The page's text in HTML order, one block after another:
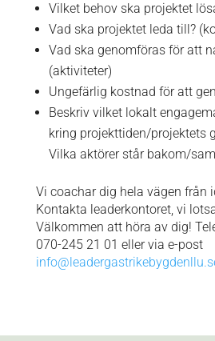
Vilket behov ska projektet
Vad ska projektet leda till?
Vad ska genomföras för att
(aktiviteter)
Ungefärlig kostnad för att
Beskriv vilket lokalt
kring projekttiden/projektets
Vilka aktörer står bakom/
Vi coachar dig hela vägen från
Kontakta leaderkontoret, vi
Välkommen att höra av dig!
070-245 21 01 eller via e-post